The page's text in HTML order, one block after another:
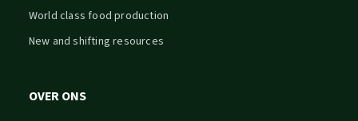
World class food production
New and shifting resources
OVER ONS